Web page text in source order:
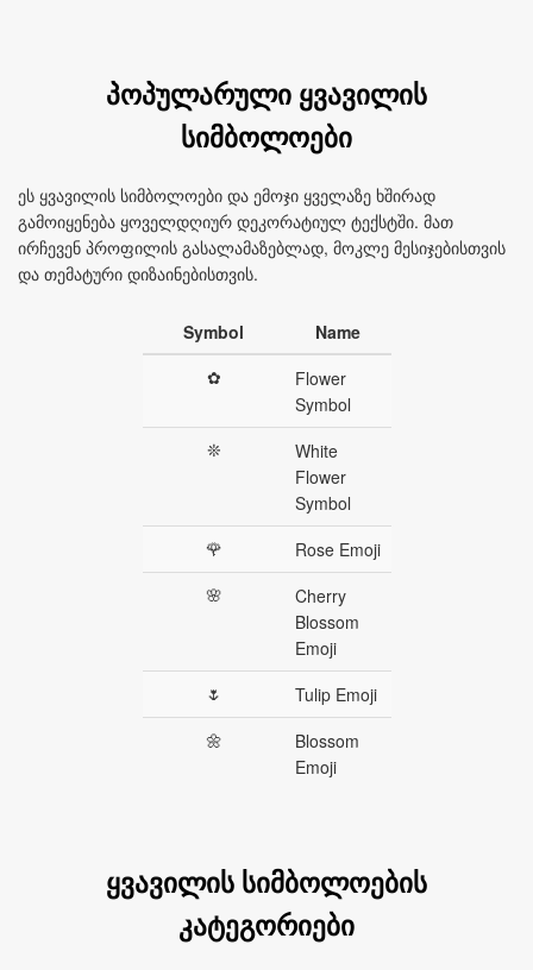
პოპულარული ყვავილის
სიმბოლოები
ეს ყვავილის სიმბოლოები და ემოჯი ყველაზე ხშირად
გამოიყენება ყოველდღიურ დეკორატიულ ტექსტში. მათ
ირჩევენ პროფილის გასალამაზებლად, მოკლე მესიჯებისთვის
და თემატური დიზაინებისთვის.
Symbol
Name
✿
Flower
Symbol
❊
White
Flower
Symbol
🌹
Rose Emoji
🌸
Cherry
Blossom
Emoji
🌷
Tulip Emoji
🌼
Blossom
Emoji
ყვავილის სიმბოლოების
კატეგორიები